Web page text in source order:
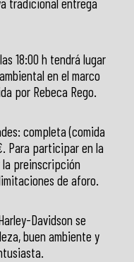
tradicional entrega
18:00 h tendrá lugar
en el marco
por Rebeca Rego.
completa (comida
Para participar en la
preinscripción
de aforo.
Davidson se
buen ambiente y